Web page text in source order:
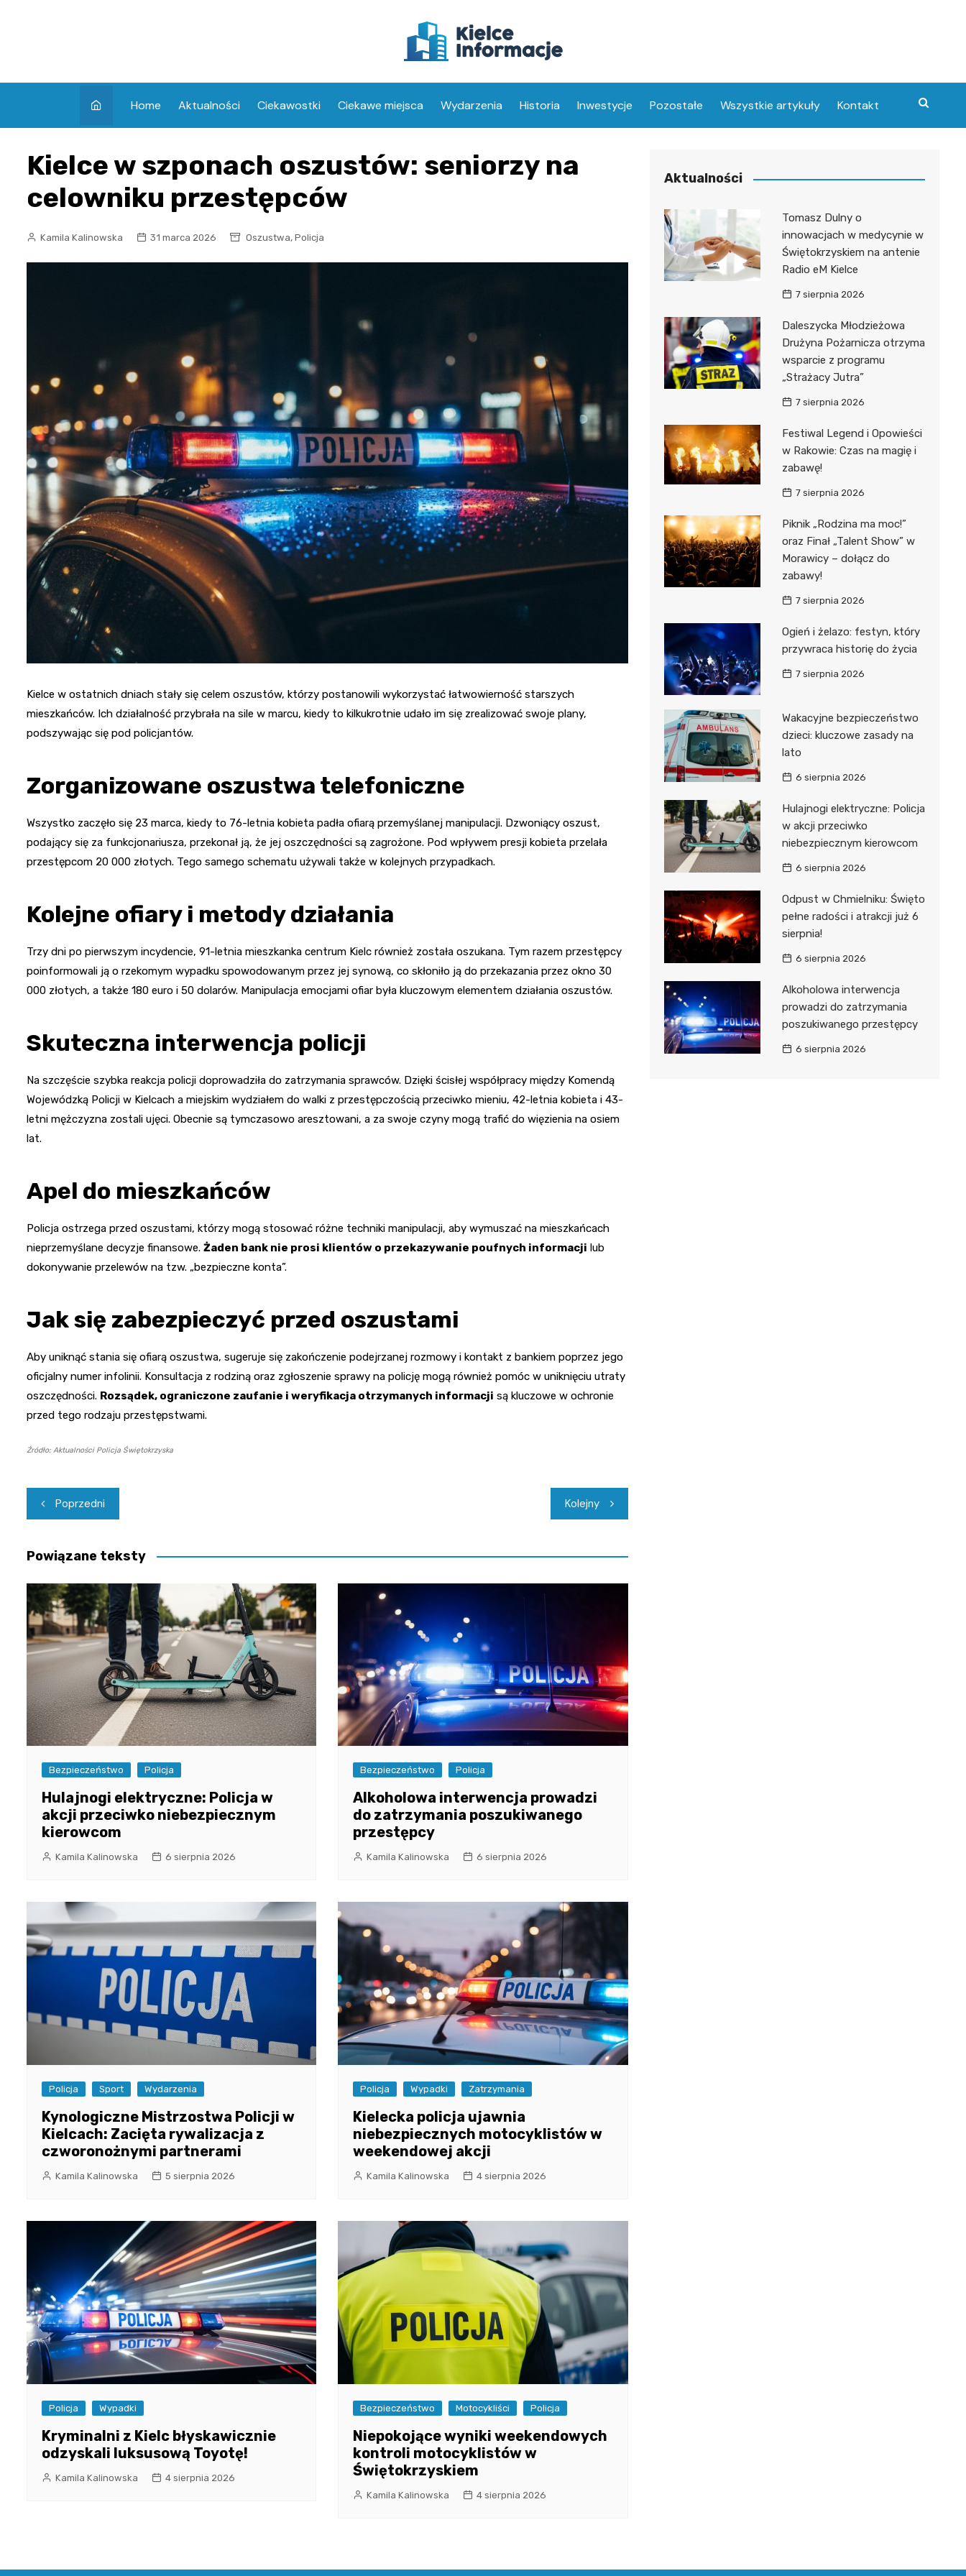
Home Aktualności Ciekawostki Ciekawe miejsca Wydarzenia Historia Inwestycje Pozostałe Wszystkie artykuły Kontakt
Kielce w szponach oszustów: seniorzy na
celowniku przestępców
Kamila Kalinowska 31 marca 2026 Oszustwa, Policja
Kielce w ostatnich dniach stały się celem oszustów, którzy postanowili wykorzystać łatwowierność starszych
mieszkańców. Ich działalność przybrała na sile w marcu, kiedy to kilkukrotnie udało im się zrealizować swoje plany,
podszywając się pod policjantów.
Zorganizowane oszustwa telefoniczne
Wszystko zaczęło się 23 marca, kiedy to 76-letnia kobieta padła ofiarą przemyślanej manipulacji. Dzwoniący oszust,
podający się za funkcjonariusza, przekonał ją, że jej oszczędności są zagrożone. Pod wpływem presji kobieta przelała
przestępcom 20 000 złotych. Tego samego schematu używali także w kolejnych przypadkach.
Kolejne ofiary i metody działania
Trzy dni po pierwszym incydencie, 91-letnia mieszkanka centrum Kielc również została oszukana. Tym razem przestępcy
poinformowali ją o rzekomym wypadku spowodowanym przez jej synową, co skłoniło ją do przekazania przez okno 30
000 złotych, a także 180 euro i 50 dolarów. Manipulacja emocjami ofiar była kluczowym elementem działania oszustów.
Skuteczna interwencja policji
Na szczęście szybka reakcja policji doprowadziła do zatrzymania sprawców. Dzięki ścisłej współpracy między Komendą
Wojewódzką Policji w Kielcach a miejskim wydziałem do walki z przestępczością przeciwko mieniu, 42-letnia kobieta i 43-
letni mężczyzna zostali ujęci. Obecnie są tymczasowo aresztowani, a za swoje czyny mogą trafić do więzienia na osiem
lat.
Apel do mieszkańców
Policja ostrzega przed oszustami, którzy mogą stosować różne techniki manipulacji, aby wymuszać na mieszkańcach
nieprzemyślane decyzje finansowe. Żaden bank nie prosi klientów o przekazywanie poufnych informacji lub
dokonywanie przelewów na tzw. „bezpieczne konta”.
Jak się zabezpieczyć przed oszustami
Aby uniknąć stania się ofiarą oszustwa, sugeruje się zakończenie podejrzanej rozmowy i kontakt z bankiem poprzez jego
oficjalny numer infolinii. Konsultacja z rodziną oraz zgłoszenie sprawy na policję mogą również pomóc w uniknięciu utraty
oszczędności. Rozsądek, ograniczone zaufanie i weryfikacja otrzymanych informacji są kluczowe w ochronie
przed tego rodzaju przestępstwami.
Źródło: Aktualności Policja Świętokrzyska
Nawigacja
wpisu
Poprzedni Kolejny
Powiązane teksty
Bezpieczeństwo Policja
Hulajnogi elektryczne: Policja w
akcji przeciwko niebezpiecznym
kierowcom
Kamila Kalinowska 6 sierpnia 2026
Bezpieczeństwo Policja
Alkoholowa interwencja prowadzi
do zatrzymania poszukiwanego
przestępcy
Kamila Kalinowska 6 sierpnia 2026
Policja Sport Wydarzenia
Kynologiczne Mistrzostwa Policji w
Kielcach: Zacięta rywalizacja z
czworonożnymi partnerami
Kamila Kalinowska 5 sierpnia 2026
Policja Wypadki Zatrzymania
Kielecka policja ujawnia
niebezpiecznych motocyklistów w
weekendowej akcji
Kamila Kalinowska 4 sierpnia 2026
Policja Wypadki
Kryminalni z Kielc błyskawicznie
odzyskali luksusową Toyotę!
Kamila Kalinowska 4 sierpnia 2026
Bezpieczeństwo Motocykliści Policja
Niepokojące wyniki weekendowych
kontroli motocyklistów w
Świętokrzyskiem
Kamila Kalinowska 4 sierpnia 2026
Aktualności
Tomasz Dulny o
innowacjach w medycynie w
Świętokrzyskiem na antenie
Radio eM Kielce
7 sierpnia 2026
Daleszycka Młodzieżowa
Drużyna Pożarnicza otrzyma
wsparcie z programu
„Strażacy Jutra”
7 sierpnia 2026
Festiwal Legend i Opowieści
w Rakowie: Czas na magię i
zabawę!
7 sierpnia 2026
Piknik „Rodzina ma moc!”
oraz Finał „Talent Show” w
Morawicy – dołącz do
zabawy!
7 sierpnia 2026
Ogień i żelazo: festyn, który
przywraca historię do życia
7 sierpnia 2026
Wakacyjne bezpieczeństwo
dzieci: kluczowe zasady na
lato
6 sierpnia 2026
Hulajnogi elektryczne: Policja
w akcji przeciwko
niebezpiecznym kierowcom
6 sierpnia 2026
Odpust w Chmielniku: Święto
pełne radości i atrakcji już 6
sierpnia!
6 sierpnia 2026
Alkoholowa interwencja
prowadzi do zatrzymania
poszukiwanego przestępcy
6 sierpnia 2026